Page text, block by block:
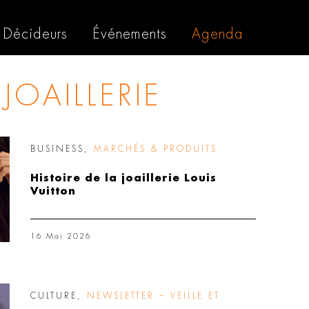
Décideurs Événements Agenda
BUSINESS MARCHÉS & PRODUITS
Histoire de la joaillerie Louis
Vuitton
16 Mai 2026
CULTURE NEWSLETTER – VEILLE ET